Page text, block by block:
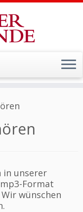
in unserer
Format
wünschen